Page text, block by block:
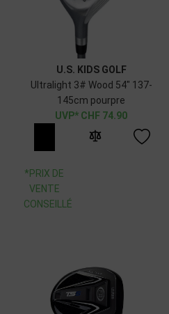
U.S. KIDS GOLF
Ultralight 3# Wood 54" 137-
145cm pourpre
CHF 74.90
*PRIX DE
VENTE
CONSEILLÉ